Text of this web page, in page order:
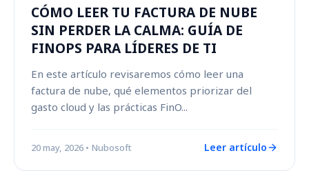
CÓMO LEER TU FACTURA DE NUBE
SIN PERDER LA CALMA: GUÍA DE
FINOPS PARA LÍDERES DE TI
En este artículo revisaremos cómo leer una
factura de nube, qué elementos priorizar del
gasto cloud y las prácticas FinO...
20 may, 2026 • Nubosoft Leer artículo